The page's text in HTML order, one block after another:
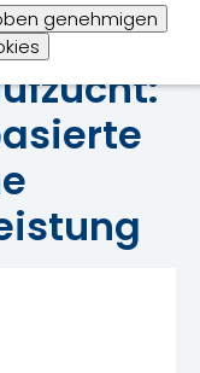
genehmigen